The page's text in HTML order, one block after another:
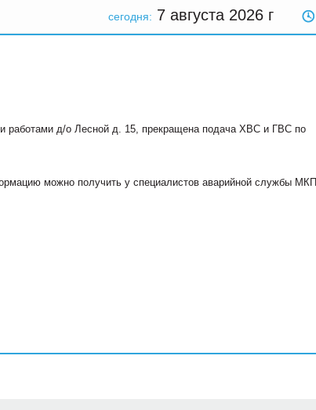
сегодня: 7 августа 2026 г
работами д/о Лесной д. 15, прекращена подача ХВС и ГВС по
можно получить у специалистов аварийной службы